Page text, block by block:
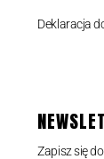
Deklaracja
Zapisz się